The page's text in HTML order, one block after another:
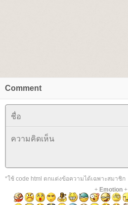
Comment
*ใช้ code html ตกแต่งข้อความได้เฉพาะสมาชิก
+ Emotion+